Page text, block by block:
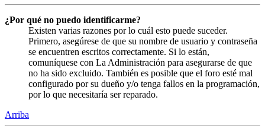
¿Por qué no puedo identificarme?
Existen varias razones por lo cuál esto puede suceder.
Primero, asegúrese de que su nombre de usuario y contraseña
se encuentren escritos correctamente. Si lo están,
comuníquese con La Administración para asegurarse de que
no ha sido excluido. También es posible que el foro esté mal
configurado por su dueño y/o tenga fallos en la programación,
por lo que necesitaría ser reparado.
Arriba